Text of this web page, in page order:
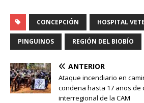
CONCEPCIÓN HOSPITAL
PINGUINOS REGIÓN DEL BIOBÍO
ANTERIOR
Ataque incendiario en
condena hasta 17 años de
interregional de la CAM